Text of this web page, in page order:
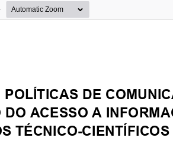
Zoom
POLÍTICAS DE
DO ACESSO A
TÉCNICO-CIENTÍFICOS